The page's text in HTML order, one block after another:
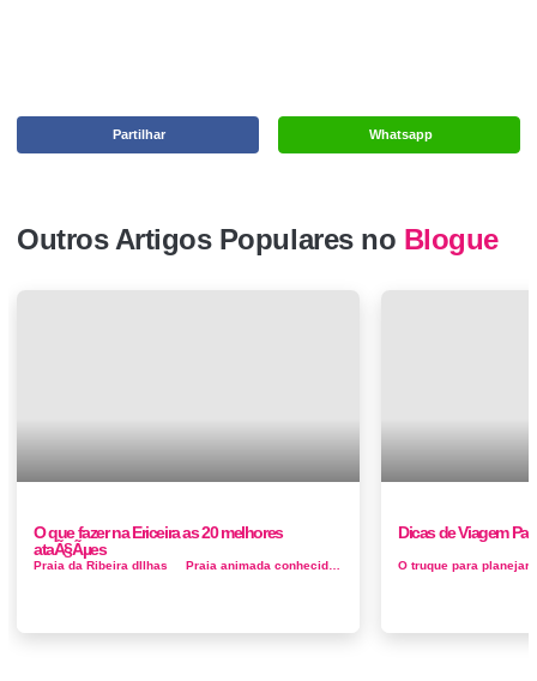
Whatsapp
Partilhar
Outros Artigos Populares no Blogue
O que fazer na Ericeira as 20 melhores
ataÃ§Ãµes
Praia da Ribeira dIlhas Praia animada conhecida pelo surf Conhecida pelo surf, esta popular zona de praia tem um restaur...
Dicas de Viagem